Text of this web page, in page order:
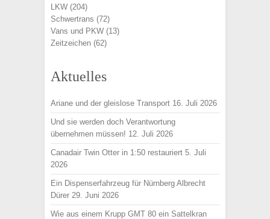
LKW (204)
Schwertrans (72)
Vans und PKW (13)
Zeitzeichen (62)
Aktuelles
Ariane und der gleislose Transport 16. Juli 2026
Und sie werden doch Verantwortung
übernehmen müssen! 12. Juli 2026
Canadair Twin Otter in 1:50 restauriert 5. Juli
2026
Ein Dispenserfahrzeug für Nürnberg Albrecht
Dürer 29. Juni 2026
Wie aus einem Krupp GMT 80 ein Sattelkran